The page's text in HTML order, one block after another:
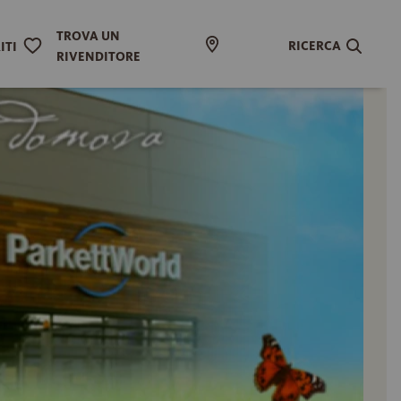
TROVA UN
RIVENDITORE
RICERCA